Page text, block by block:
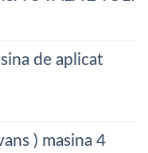
de aplicat
) masina 4